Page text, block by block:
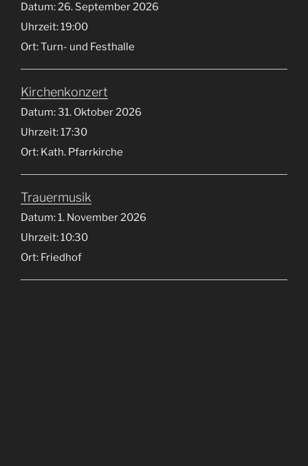
Datum:26. September 2026
Uhrzeit:19:00
Ort:Turn- und Festhalle
Kirchenkonzert
Datum:31. Oktober 2026
Uhrzeit:17:30
Ort: Kath. Pfarrkirche
Trauermusik
Datum:1. November 2026
Uhrzeit:10:30
Ort: Friedhof